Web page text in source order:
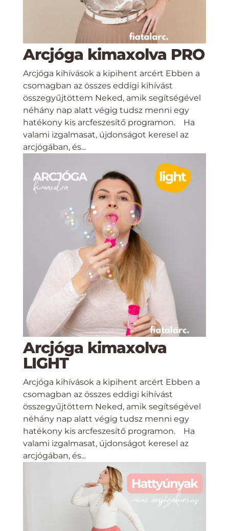
Arcjóga kimaxolva PRO
Arcjóga kihívások a kipihent arcért Ebben a
csomagban az összes eddigi kihívást
összegyűjtöttem Neked, amik segítségével
néhány nap alatt végig tudsz menni egy
hatékony kis arcfeszesítő programon. Ha
valami izgalmasat, újdonságot keresel az
arcjógában, és...
Arcjóga kimaxolva
LIGHT
Arcjóga kihívások a kipihent arcért Ebben a
csomagban az összes eddigi kihívást
összegyűjtöttem Neked, amik segítségével
néhány nap alatt végig tudsz menni egy
hatékony kis arcfeszesítő programon. Ha
valami izgalmasat, újdonságot keresel az
arcjógában, és...